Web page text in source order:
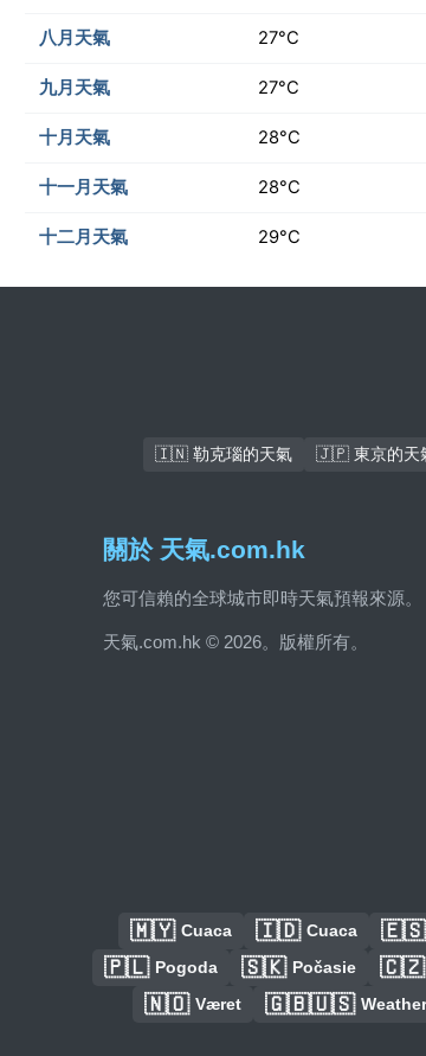
八月天氣 27°C
九月天氣 27°C
十月天氣 28°C
十一月天氣 28°C
十二月天氣 29°C
🇮🇳 勒克瑙的天氣 🇯🇵 東京的天
關於 天氣.com.hk
您可信賴的全球城市即時天氣預報來源。
天氣.com.hk © 2026。版權所有。
🇲🇾 Cuaca 🇮🇩 Cuaca 🇪🇸
🇵🇱 Pogoda 🇸🇰 Počasie 🇨🇿
🇳🇴 Været 🇬🇧🇺🇸 Weather